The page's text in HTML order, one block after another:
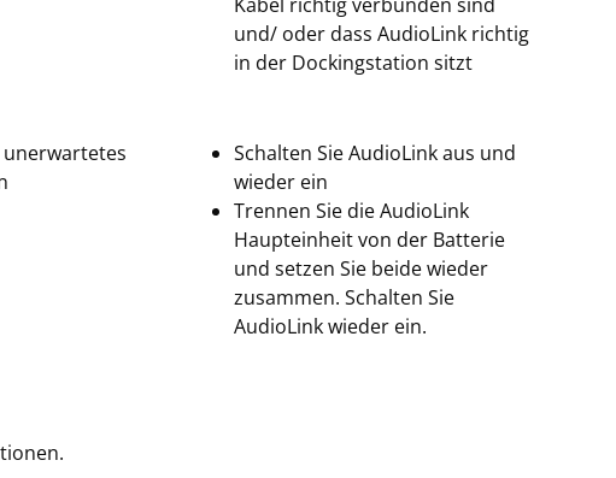
und/ oder dass AudioLink richtig
in der Dockingstation sitzt
unerwartetes
Schalten Sie AudioLink aus und
wieder ein
Trennen Sie die AudioLink
Haupteinheit von der Batterie
und setzen Sie beide wieder
zusammen. Schalten Sie
AudioLink wieder ein.